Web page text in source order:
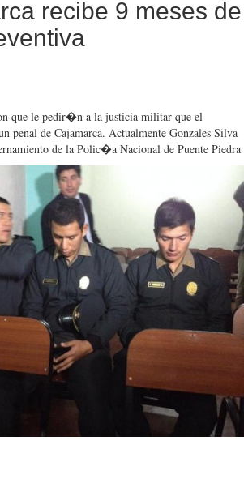
recibe 9 meses de
que le pedir�n a la justicia militar que el
penal de Cajamarca. Actualmente Gonzales Silva
de la Polic�a Nacional de Puente Piedra